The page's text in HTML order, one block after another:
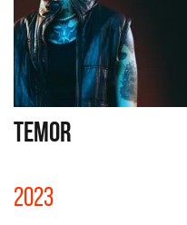
TEMOR
2023